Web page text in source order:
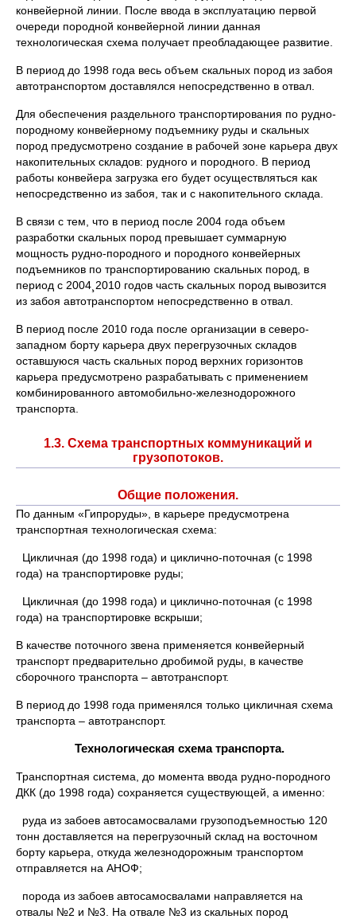
конвейерной линии. После ввода в эксплуатацию первой
очереди породной конвейерной линии данная
технологическая схема получает преобладающее развитие.
В период до 1998 года весь объем скальных пород из забоя
автотранспортом доставлялся непосредственно в отвал.
Для обеспечения раздельного транспортирования по рудно-
породному конвейерному подъемнику руды и скальных
пород предусмотрено создание в рабочей зоне карьера двух
накопительных складов: рудного и породного. В период
работы конвейера загрузка его будет осуществляться как
непосредственно из забоя, так и с накопительного склада.
В связи с тем, что в период после 2004 года объем
разработки скальных пород превышает суммарную
мощность рудно-породного и породного конвейерных
подъемников по транспортированию скальных пород, в
период с 2004¸2010 годов часть скальных пород вывозится
из забоя автотранспортом непосредственно в отвал.
В период после 2010 года после организации в северо-
западном борту карьера двух перегрузочных складов
оставшуюся часть скальных пород верхних горизонтов
карьера предусмотрено разрабатывать с применением
комбинированного автомобильно-железнодорожного
транспорта.
1.3. Схема транспортных коммуникаций и
грузопотоков.
Общие положения.
По данным «Гипроруды», в карьере предусмотрена
транспортная технологическая схема:
Цикличная (до 1998 года) и циклично-поточная (с 1998
года) на транспортировке руды;
Цикличная (до 1998 года) и циклично-поточная (с 1998
года) на транспортировке вскрыши;
В качестве поточного звена применяется конвейерный
транспорт предварительно дробимой руды, в качестве
сборочного транспорта – автотранспорт.
В период до 1998 года применялся только цикличная схема
транспорта – автотранспорт.
Технологическая схема транспорта.
Транспортная система, до момента ввода рудно-породного
ДКК (до 1998 года) сохраняется существующей, а именно:
руда из забоев автосамосвалами грузоподъемностью 120
тонн доставляется на перегрузочный склад на восточном
борту карьера, откуда железнодорожным транспортом
отправляется на АНОФ;
порода из забоев автосамосвалами направляется на
отвалы №2 и №3. На отвале №3 из скальных пород